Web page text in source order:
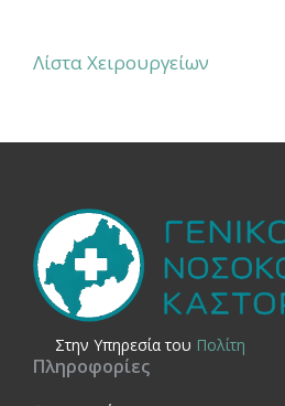
Λίστα Χειρουργείων
Στην Yπηρεσία του Πολίτη
Πληροφορίες